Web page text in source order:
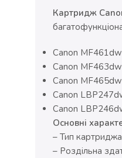
Картридж
Canon MF461dw
Canon MF463dw
Canon MF465dw
Canon
Canon
Основні
– Тип
– Роздільна